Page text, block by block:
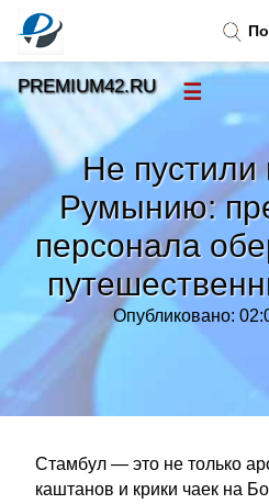
Не пустили
Румынию:
персонала
Опубликовано:
Стамбул — это не только
каштанов и крики чаек на
PREMIUM42.RU ☰
Тренды новостей»
Рубрики»
Правила »